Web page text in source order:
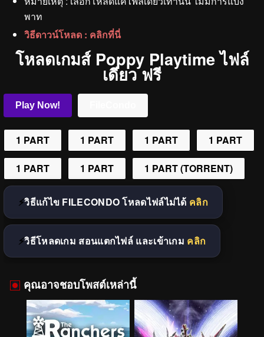
พาท
วิธีดาวน์โหลด : คลิกที่นี่
โหลดเกมส์ Poppy Playtime ไฟล์
เดียว ฟรี
Play Now!
1 PART 1 PART 1 PART 1 PART
1 PART 1 PART 1 PART (TORRENT)
วิธีแก้ไข FILECONDO โหลดไฟล์ไม่ได้ คลิก
วิธีโหลดเกม สอนแตกไฟล์ และเข้าเกม คลิก
คุณอาจชอบโพสต์เหล่านี้